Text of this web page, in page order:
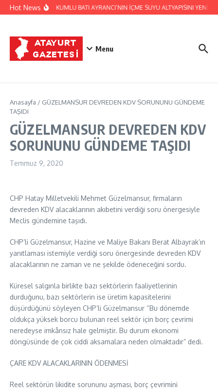
İçeriğe atla
Hot NewsHATSU, KUMLU BATI AYRANCI’NIN İÇME SUYU ALTYAPISINI
Menu
Anasayfa / GÜZELMANSUR DEVREDEN KDV SORUNUNU GÜNDEME
TAŞIDI
GÜZELMANSUR DEVREDEN KDV
SORUNUNU GÜNDEME TAŞIDI
Temmuz 9, 2020
CHP Hatay Milletvekili Mehmet Güzelmansur, firmaların
devreden KDV alacaklarının akıbetini verdiği soru önergesiyle
Meclis gündemine taşıdı.
CHP’li Güzelmansur, Hazine ve Maliye Bakanı Berat Albayrak’ın
yanıtlaması istemiyle verdiği soru önergesinde devreden KDV
alacaklarının ne zaman ve ne şekilde ödeneceğini sordu.
Küresel salgınla birlikte bazı sektörlerin faaliyetlerinin
durduğunu, bazı sektörlerin ise üretim kapasitelerini
düşürdüğünü söyleyen CHP’li Güzelmansur “Bu dönemde
oldukça yüksek borcu bulunan reel sektör için borç çevrimi
neredeyse imkânsız hale gelmiştir. Bu durum ekonomi
döngüsünde de çok ciddi aksamalara neden olmaktadır” dedi.
ÇARE KDV ALACAKLARININ ÖDENMESİ
Reel sektörün likidite sorununu aşması, borç çevrimini